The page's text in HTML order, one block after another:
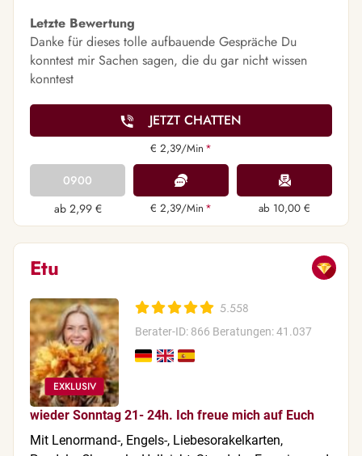
Letzte Bewertung
Danke für dieses tolle aufbauende Gespräche Du
konntest mir Sachen sagen, die du gar nicht wissen
konntest
JETZT CHATTEN
€ 2,39/Min *
0900
ab 2,99 €
€ 2,39/Min * ab 10,00 €
Etu
5.558
Berater-ID: 866 Beratungen: 41.037
wieder Sonntag 21- 24h. Ich freue mich auf Euch
Mit Lenormand-, Engels-, Liebesorakelkarten,